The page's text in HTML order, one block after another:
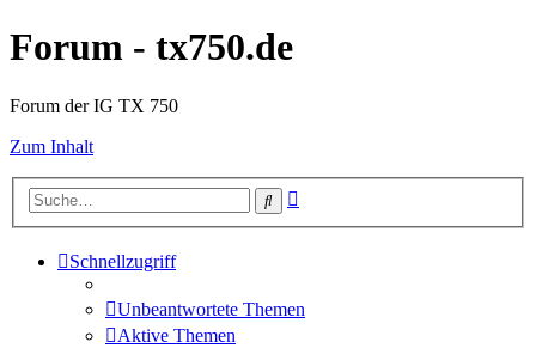
Forum - tx750.de
Forum der IG TX 750
Zum Inhalt
Suche
Schnellzugriff
Unbeantwortete Themen
Aktive Themen